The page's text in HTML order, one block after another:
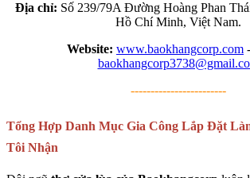
Địa chỉ: Số 239/79A Đường Hoàng Phan
Hồ Chí Minh, Việt Nam.
Website: www.baokhangcorp.com -
------------------------
Tổng Hợp Danh Mục Gia Công Lắp Đặt
Tôi Nhận